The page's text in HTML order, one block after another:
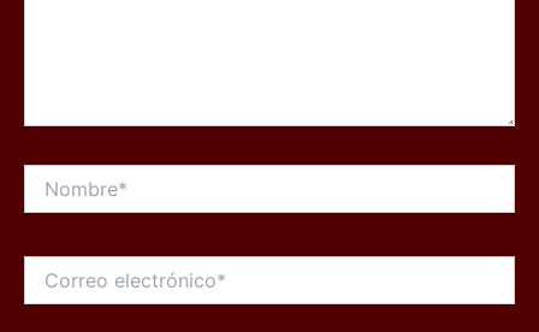
electrónico*